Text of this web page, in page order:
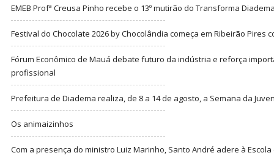
EMEB Profª Creusa Pinho recebe o 13º mutirão do Transforma
Festival do Chocolate 2026 by Chocolândia começa em Ribeirão Pires
Fórum Econômico de Mauá debate futuro da indústria e reforça
profissional
Prefeitura de Diadema realiza, de 8 a 14 de agosto, a Semana da
Os animaizinhos
Com a presença do ministro Luiz Marinho, Santo André adere à